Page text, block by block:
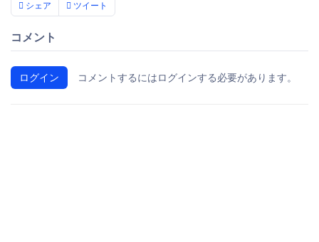
シェア ツイート
コメント
ログイン コメントするにはログインする必要があります。